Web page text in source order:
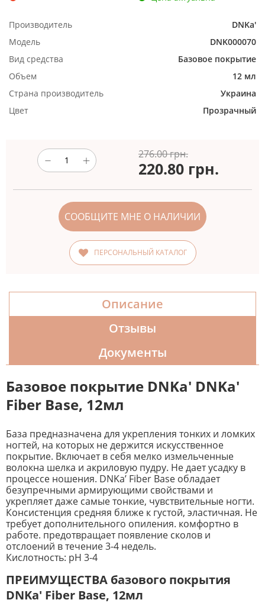
Производитель
DNKa'
Модель
DNK000070
Вид средства
Базовое покрытие
Объем
12 мл
Страна производитель
Украина
Цвет
Прозрачный
276.00 грн.
220.80 грн.
СООБЩИТЕ МНЕ О НАЛИЧИИ
ПЕРСОНАЛЬНЫЙ КАТАЛОГ
Описание
Отзывы
Документы
Базовое покрытие DNKa' DNKa'
Fiber Base, 12мл
База предназначена для укрепления тонких и ломких
ногтей, на которых не держится искусственное
покрытие. Включает в себя мелко измельченные
волокна шелка и акриловую пудру. Не дает усадку в
процессе ношения. DNKa’ Fiber Base обладает
безупречными армирующими свойствами и
укрепляет даже самые тонкие, чувствительные ногти.
Консистенция средняя ближе к густой, эластичная. Не
требует дополнительного опиления. комфортно в
работе. предотвращает появление сколов и
отслоений в течение 3-4 недель.
Кислотность: pH 3-4
ПРЕИМУЩЕСТВА базового покрытия
DNKa' Fiber Base, 12мл